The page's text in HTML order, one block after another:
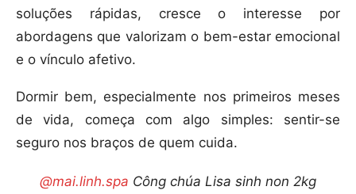
soluções rápidas, cresce o interesse por
abordagens que valorizam o bem-estar emocional
e o vínculo afetivo.
Dormir bem, especialmente nos primeiros meses
de vida, começa com algo simples: sentir-se
seguro nos braços de quem cuida.
@mai.linh.spa Công chúa Lisa sinh non 2kg